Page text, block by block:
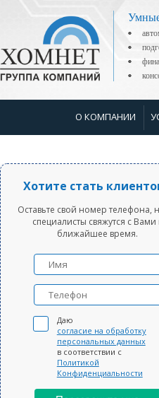
О КОМПАНИИ
Хотите стать
Оставьте свой номер телефона,
специалисты свяжутся с Вами
ближайшее время.
Даю
согласие на обработку
персональных данных
в соответствии с
Политикой
Конфиденциальности